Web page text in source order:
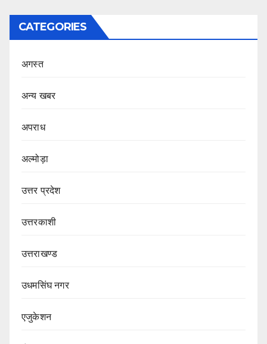
CATEGORIES
अगस्त
अन्य खबर
अपराध
अल्मोड़ा
उत्तर प्रदेश
उत्तरकाशी
उत्तराखण्ड
उधमसिंघ नगर
एजुकेशन